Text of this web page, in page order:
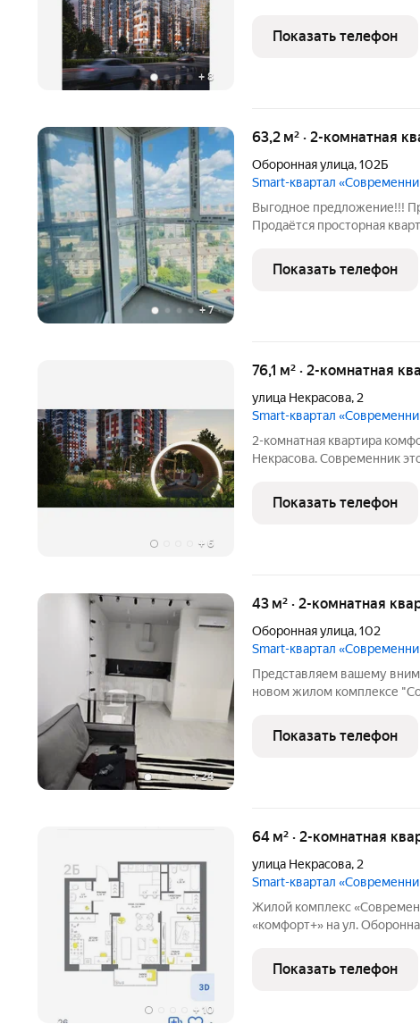
+ 8
прямо в ЖК. Квартиры
оштукатуренные
Показать телефон
+7
63,2 м² · 2-комнатная
Оборонная улица,102Б
Smart-квартал
Выгодное предложение!!!
Продаётся просторная
комфорта и качества
семьи, которая ценит
Показать телефон
+ 6
76,1 м² · 2-комнатная
улица Некрасова, 2
Smart-квартал
2-комнатная квартира
Некрасова. Современник это комплекс в районе с развитой
прямо в ЖК. Квартиры
оштукатуренные
Показать телефон
+24
43 м² · 2-комнатная
Оборонная улица,102
Smart-квартал
Представляем вашему
новом жилом комплексе
как для жизни, так и для
отличным инвестиционным
Показать телефон
+ 10
64 м² · 2-комнатная
улица Некрасова, 2
Smart-квартал
Жилой комплекс
«комфорт+» на ул. Оборонная /
для повседневных задач.
оштукатурены под
Показать телефон